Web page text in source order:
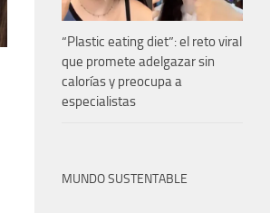
“Plastic eating diet”: el reto viral
que promete adelgazar sin
calorías y preocupa a
especialistas
MUNDO SUSTENTABLE